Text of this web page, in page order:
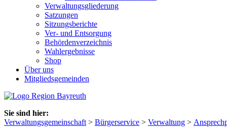
Verwaltungsgliederung
Satzungen
Sitzungsberichte
Ver- und Entsorgung
Behördenverzeichnis
Wahlergebnisse
Shop
Über uns
Mitgliedsgemeinden
Sie sind hier:
Verwaltungsgemeinschaft > Bürgerservice > Verwaltung >